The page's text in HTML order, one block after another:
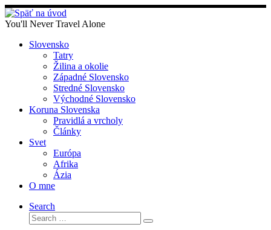
Skip
to
You'll Never Travel Alone
Slovensko
Tatry
Žilina a okolie
Západné Slovensko
Stredné Slovensko
Východné Slovensko
Koruna Slovenska
Pravidlá a vrcholy
Články
Svet
Európa
Afrika
Ázia
O mne
Search
Search
Search